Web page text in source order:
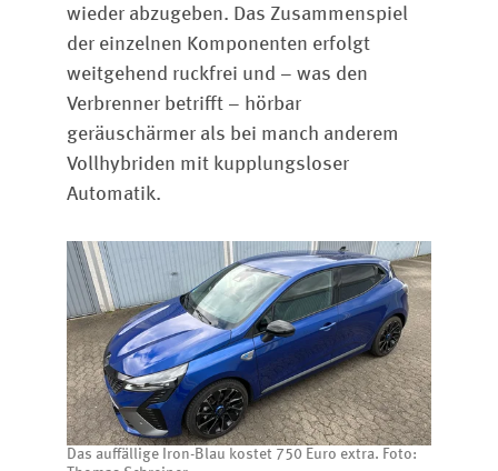
wieder abzugeben. Das Zusammenspiel
der einzelnen Komponenten erfolgt
weitgehend ruckfrei und – was den
Verbrenner betrifft – hörbar
geräuschärmer als bei manch anderem
Vollhybriden mit kupplungsloser
Automatik.
Das auffällige Iron-Blau kostet 750 Euro extra. Foto: